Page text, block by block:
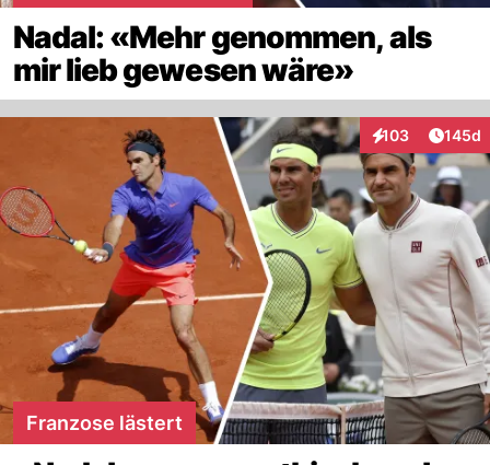
Nadal: «Mehr genommen, als
mir lieb gewesen wäre»
103
Interaktionen145d
Franzose lästert